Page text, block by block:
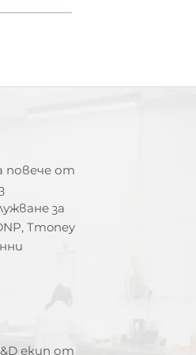
повече от
за
Tmoney
екип от